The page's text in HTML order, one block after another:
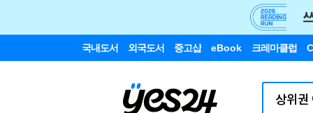
국내도서 외국도서 중고샵 eBook 크레마클럽